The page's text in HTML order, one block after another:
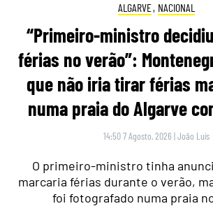
ALGARVE, NACIONAL
“Primeiro-ministro
férias no verão”:
que não iria tirar férias
numa praia do Algarve
14:50 7 Agosto, 2026 |João Luís
O primeiro-ministro tinha
marcaria férias durante o verão,
foi fotografado numa praia